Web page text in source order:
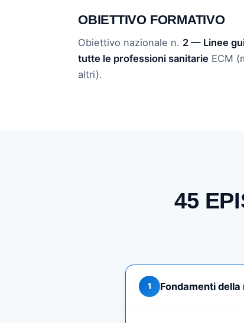
OBIETTIVO FORMATIVO
Obiettivo nazionale n. 2 — Linee
tutte le professioni sanitarie ECM
altri).
45
1 Fondamenti